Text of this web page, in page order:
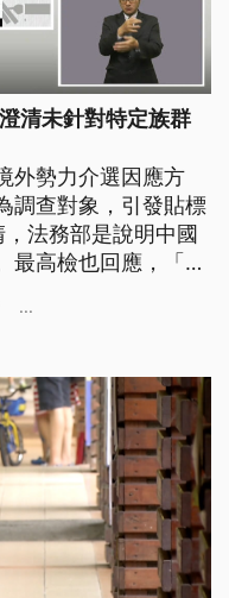
清未針對特定族群
外勢力介選因應方
調查對象，引發貼標
法務部是說明中國
最高檢也回應，「法
成，不希望行政機關
...